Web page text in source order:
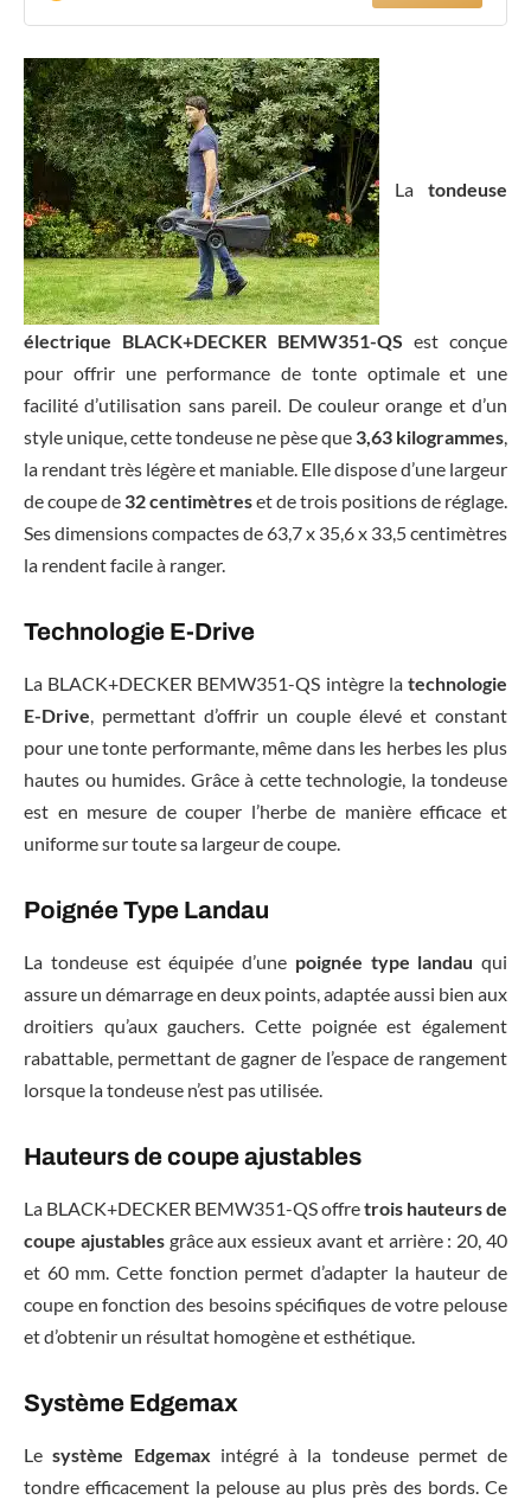
La tondeuse
électrique BLACK+DECKER BEMW351-QS est conçue
pour offrir une performance de tonte optimale et une
facilité d’utilisation sans pareil. De couleur orange et d’un
style unique, cette tondeuse ne pèse que 3,63 kilogrammes,
la rendant très légère et maniable. Elle dispose d’une largeur
de coupe de 32 centimètreset de trois positions de réglage.
Ses dimensions compactes de 63,7 x 35,6 x 33,5 centimètres
la rendent facile à ranger.
Technologie E-Drive
La BLACK+DECKER BEMW351-QS intègre la technologie
E-Drive, permettant d’offrir un couple élevé et constant
pour une tonte performante, même dans les herbes les plus
hautes ou humides. Grâce à cette technologie, la tondeuse
est en mesure de couper l’herbe de manière efficace et
uniforme sur toute sa largeur de coupe.
Poignée Type Landau
La tondeuse est équipée d’une poignée type landau qui
assure un démarrage en deux points, adaptée aussi bien aux
droitiers qu’aux gauchers. Cette poignée est également
rabattable, permettant de gagner de l’espace de rangement
lorsque la tondeuse n’est pas utilisée.
Hauteurs de coupe ajustables
La BLACK+DECKER BEMW351-QS offretrois hauteurs de
coupe ajustablesgrâce aux essieux avant et arrière : 20, 40
et 60 mm. Cette fonction permet d’adapter la hauteur de
coupe en fonction des besoins spécifiques de votre pelouse
et d’obtenir un résultat homogène et esthétique.
Système Edgemax
Lesystème Edgemax intégré à la tondeuse permet de
tondre efficacement la pelouse au plus près des bords. Ce